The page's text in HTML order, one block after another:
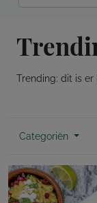
Trending: dit is er
Categoriën